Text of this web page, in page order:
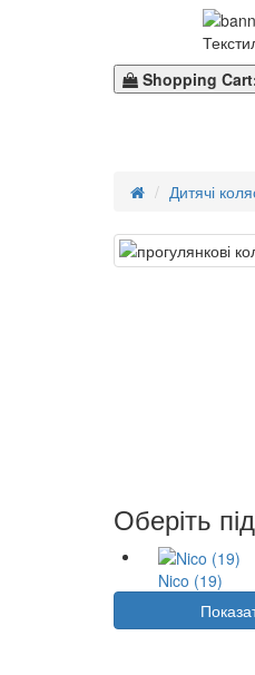
Shopping
Дитячі
Оберіть
Nico (19)